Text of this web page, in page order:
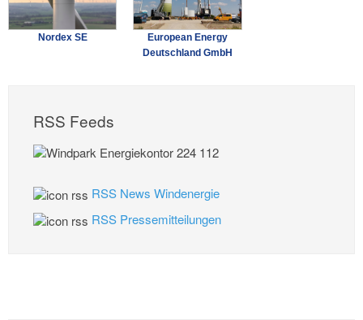
Nordex SE
European Energy
Deutschland GmbH
RSS Feeds
RSS News Windenergie
RSS Pressemitteilungen